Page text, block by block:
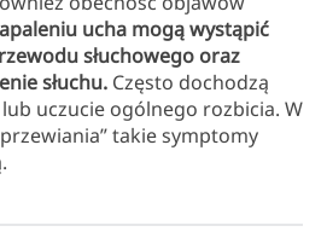
ucha mogą wystąpić
słuchowego oraz
słuchu. Często dochodzą
uczucie ogólnego rozbicia. W
takie symptomy